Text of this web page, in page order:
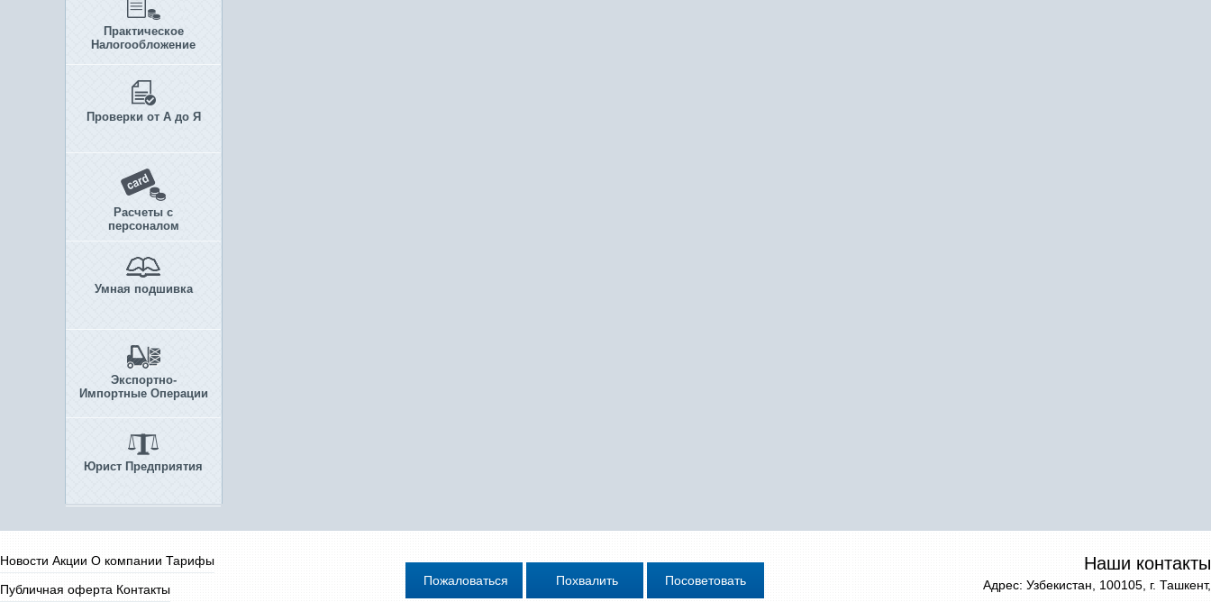
Практическое
Налогообложение
Проверки от А до Я
Расчеты с
персоналом
Умная подшивка
Экспортно-
Импортные Операции
Юрист Предприятия
Новости Акции О компании Тарифы
Публичная оферта Контакты
Наши контакты
Адрес: Узбекистан, 100105, г. Ташкент,